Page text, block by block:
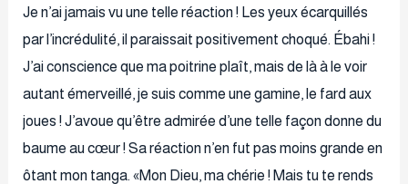
Je n’ai jamais vu une telle réaction ! Les yeux écarquillés
par l’incrédulité, il paraissait positivement choqué. Ébahi !
J’ai conscience que ma poitrine plaît, mais de là à le voir
autant émerveillé, je suis comme une gamine, le fard aux
joues ! J’avoue qu’être admirée d’une telle façon donne du
baume au cœur ! Sa réaction n’en fut pas moins grande en
ôtant mon tanga. «Mon Dieu, ma chérie ! Mais tu te rends